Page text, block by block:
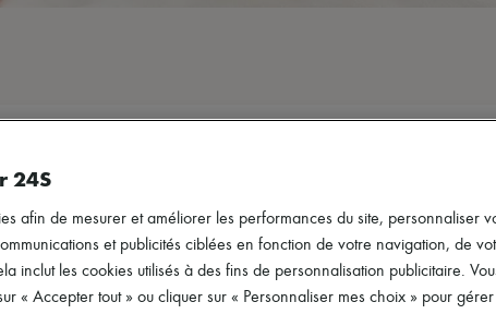
24S
afin de mesurer et améliorer les performances du site, personnaliser
et publicités ciblées en fonction de votre navigation, de
inclut les cookies utilisés à des fins de personnalisation publicitaire.
« Accepter tout » ou cliquer sur « Personnaliser mes choix » pour